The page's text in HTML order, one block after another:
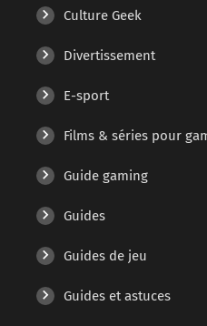
Culture Geek
Divertissement
E-sport
Films & séries pour
Guide gaming
Guides
Guides de jeu
Guides et astuces